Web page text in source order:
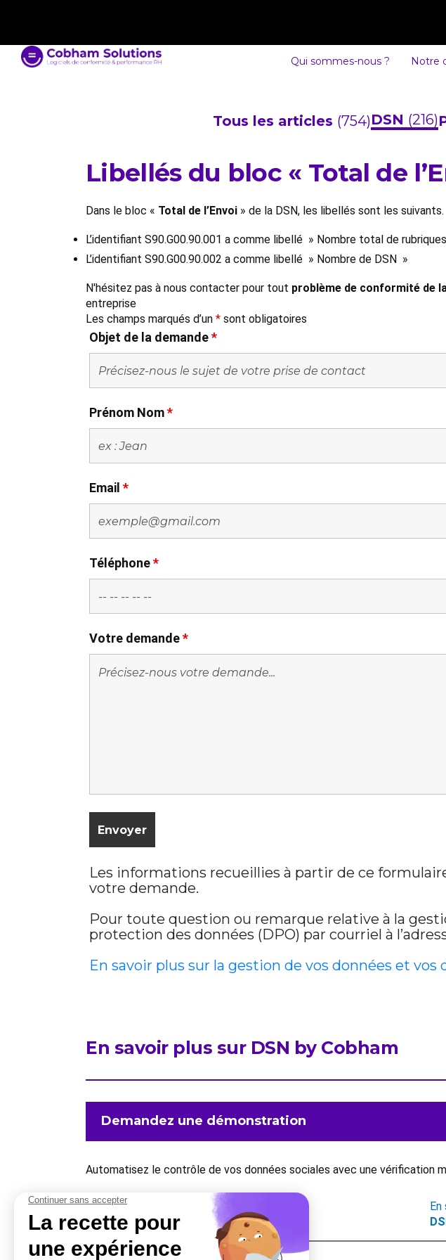
Qui sommes-nous ? Notre
Tous les articles (754)DSN (216)
Libellés du bloc « Total de
Dans le bloc « Total de l’Envoi » de la DSN, les libellés sont les suivants.
L’identifiant S90.G00.90.001 a comme libellé » Nombre total de
L’identifiant S90.G00.90.002 a comme libellé » Nombre de DSN »
N'hésitez pas à nous contacter pour tout problème de conformité de
entreprise
Les champs marqués d’un * sont obligatoires
Objet de la demande*
Prénom Nom*
Email *
Téléphone*
Votre demande*
Les informations recueillies à partir de ce
votre demande.
Pour toute question ou remarque relative à la
protection des données (DPO) par courriel à
En savoir plus sur la gestion de vos données et vos
En savoir plus sur DSN by Cobham
Demandez une démonstration
Automatisez le contrôle de vos données sociales avec une vérification
En